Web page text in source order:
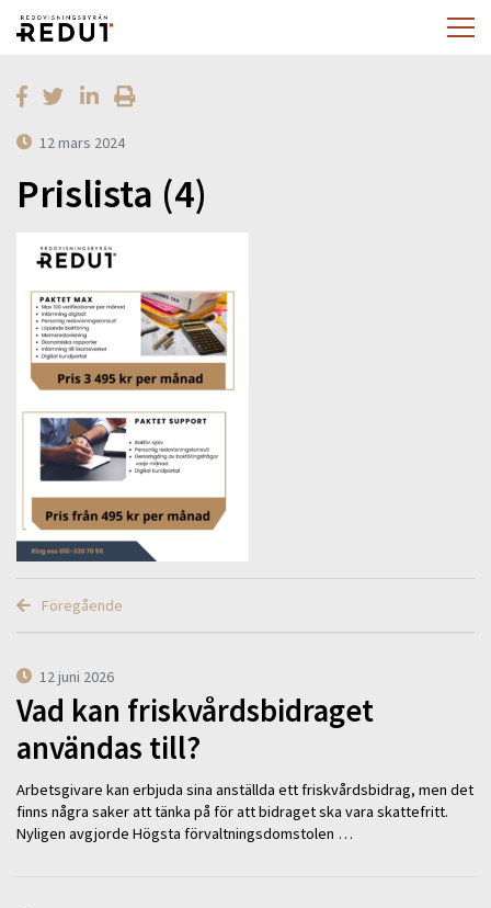
12 mars 2024
Prislista (4)
Föregående
12 juni 2026
Vad kan friskvårdsbidraget
användas till?
Arbetsgivare kan erbjuda sina anställda ett friskvårdsbidrag, men det
finns några saker att tänka på för att bidraget ska vara skattefritt.
Nyligen avgjorde Högsta förvaltningsdomstolen …